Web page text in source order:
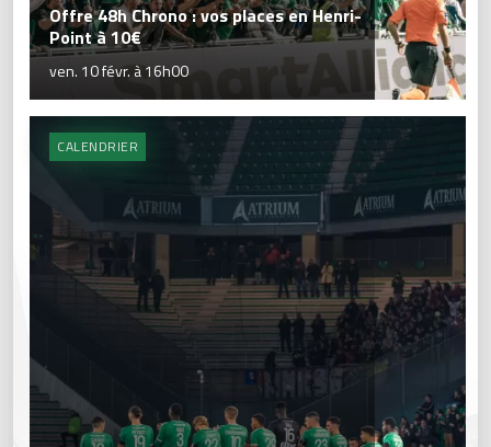
Offre 48h Chrono : vos places en Henri-
Point à 10€
ven. 10 févr. à 16h00
CALENDRIER